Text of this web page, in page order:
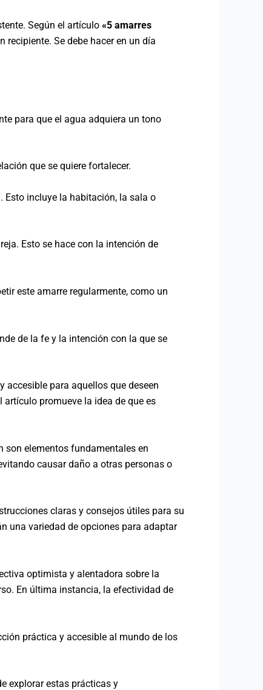
Según el artículo «5 amarres
recipiente. Se debe hacer en un día
para que el agua adquiera un tono
que se quiere fortalecer.
Esto incluye la habitación, la sala o
Esto se hace con la intención de
este amarre regularmente, como un
de la fe y la intención con la que se
accesible para aquellos que deseen
promueve la idea de que es
son elementos fundamentales en
causar daño a otras personas o
claras y consejos útiles para su
una variedad de opciones para adaptar
optimista y alentadora sobre la
En última instancia, la efectividad de
práctica y accesible al mundo de los
explorar estas prácticas y